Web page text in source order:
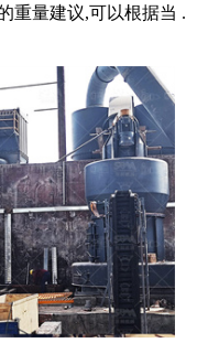
重量建议,可以根据当 .